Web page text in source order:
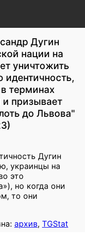
Дугин
нации на
уничтожить
терминах
призывает
до Львова"
Дугин
украинцы на
это
но когда они
то они
архив, TGStat